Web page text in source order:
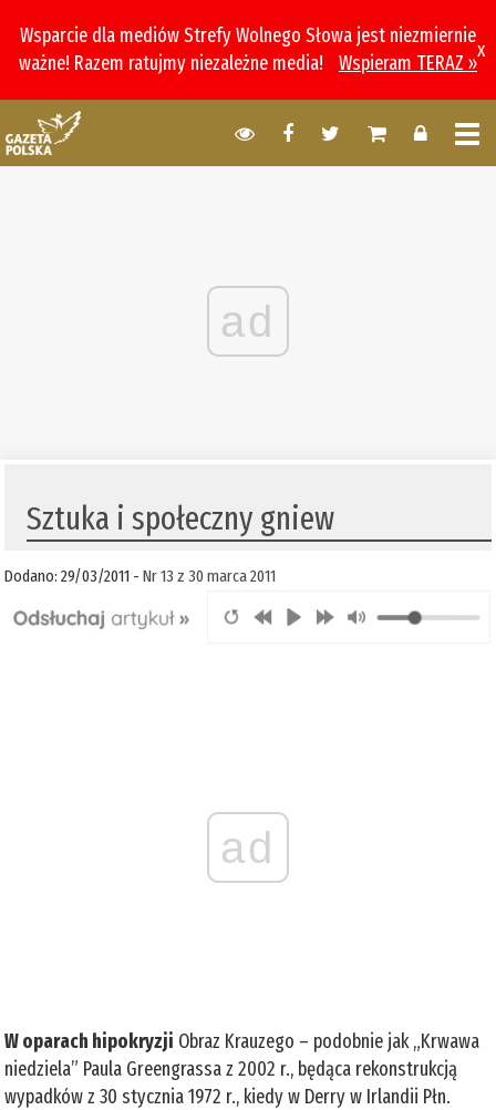
Wsparcie dla mediów Strefy Wolnego Słowa jest niezmiernie
ważne! Razem ratujmy niezależne media!
Wspieram TERAZ »
x
ad
Sztuka i społeczny gniew
Dodano: 29/03/2011 -Nr 13 z 30 marca 2011
ad
W oparach hipokryzji Obraz Krauzego – podobnie jak „Krwawa
niedziela” Paula Greengrassa z 2002 r., będąca rekonstrukcją
wypadków z 30 stycznia 1972 r., kiedy w Derry w Irlandii Płn.